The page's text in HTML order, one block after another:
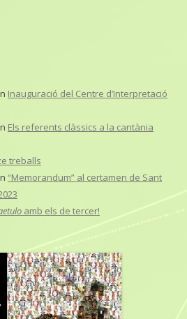
Inauguració del Centre d’Interpretació
Els referents clàssics a la cantània
treballs
“Memorandum” al certamen de Sant
amb els de tercer!